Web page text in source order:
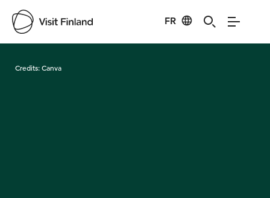
FR
Credits:Canva